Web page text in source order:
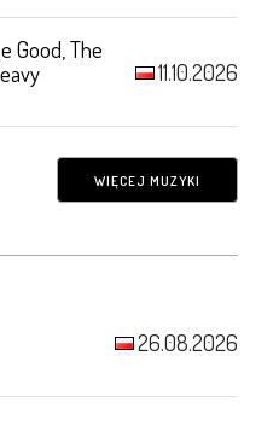
Good, The
11.10.2026
WIĘCEJ MUZYKI
26.08.2026